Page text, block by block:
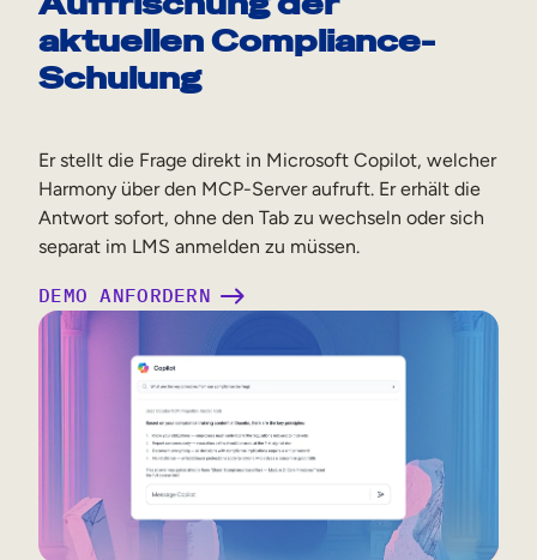
aktuellen Compliance-
Schulung
Er stellt die Frage direkt in Microsoft Copilot, welcher
Harmony über den MCP-Server aufruft. Er erhält die
Antwort sofort, ohne den Tab zu wechseln oder sich
separat im LMS anmelden zu müssen.
DEMO ANFORDERN